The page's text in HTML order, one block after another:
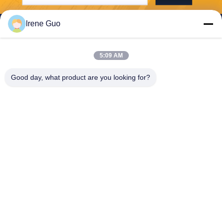
Irene Guo
5:09 AM
Good day, what product are you looking for?